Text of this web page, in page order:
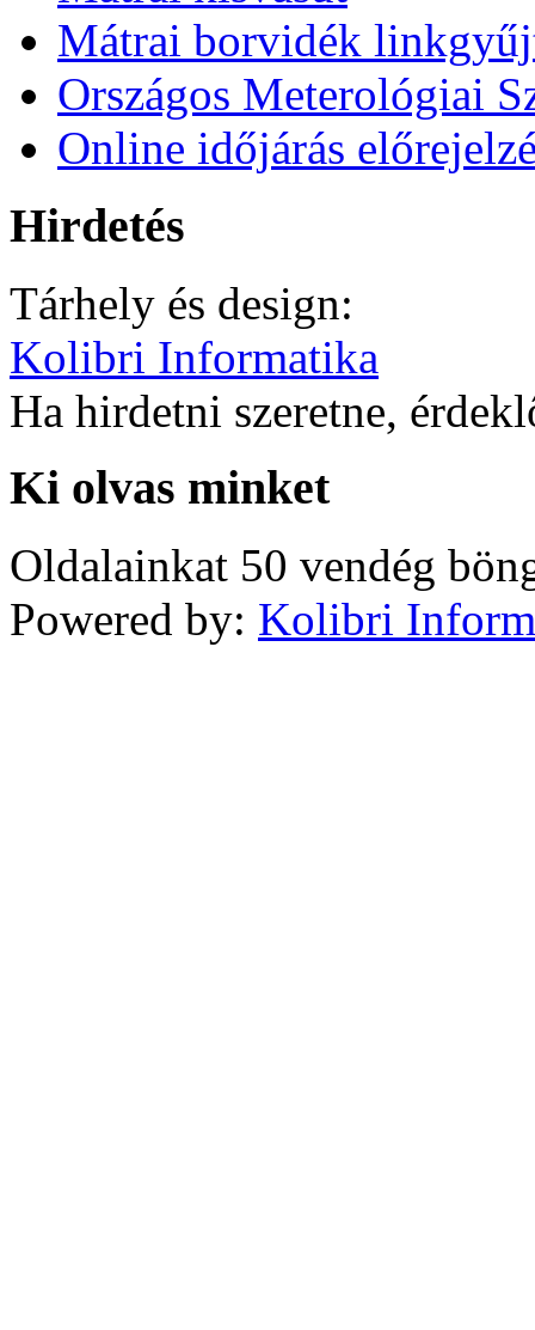
Mátrai borvidék
Országos Meterológiai
Online időjárás
Hirdetés
Tárhely és design:
Kolibri Informatika
Ha hirdetni szeretne,
Ki olvas minket
Oldalainkat 50 vendég
Powered by: Kolibri